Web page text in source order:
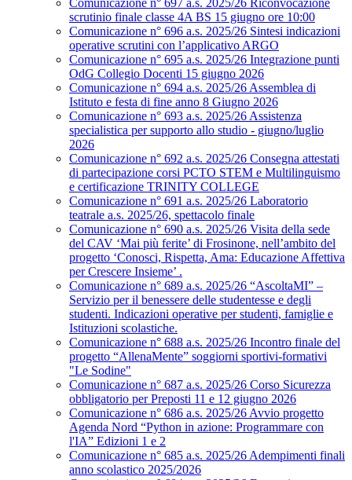
Comunicazione n° 697 a.s. 2025/26 Riconvocazione
scrutinio finale classe 4A BS 15 giugno ore 10:00
Comunicazione n° 696 a.s. 2025/26 Sintesi indicazioni
operative scrutini con l’applicativo ARGO
Comunicazione n° 695 a.s. 2025/26 Integrazione punti
OdG Collegio Docenti 15 giugno 2026
Comunicazione n° 694 a.s. 2025/26 Assemblea di
Istituto e festa di fine anno 8 Giugno 2026
Comunicazione n° 693 a.s. 2025/26 Assistenza
specialistica per supporto allo studio - giugno/luglio
2026
Comunicazione n° 692 a.s. 2025/26 Consegna attestati
di partecipazione corsi PCTO STEM e Multilinguismo
e certificazione TRINITY COLLEGE
Comunicazione n° 691 a.s. 2025/26 Laboratorio
teatrale a.s. 2025/26, spettacolo finale
Comunicazione n° 690 a.s. 2025/26 Visita della sede
del CAV ‘Mai più ferite’ di Frosinone, nell’ambito del
progetto ‘Conosci, Rispetta, Ama: Educazione Affettiva
per Crescere Insieme’ .
Comunicazione n° 689 a.s. 2025/26 “AscoltaMI” –
Servizio per il benessere delle studentesse e degli
studenti. Indicazioni operative per studenti, famiglie e
Istituzioni scolastiche.
Comunicazione n° 688 a.s. 2025/26 Incontro finale del
progetto “AllenaMente” soggiorni sportivi‑formativi
"Le Sodine"
Comunicazione n° 687 a.s. 2025/26 Corso Sicurezza
obbligatorio per Preposti 11 e 12 giugno 2026
Comunicazione n° 686 a.s. 2025/26 Avvio progetto
Agenda Nord “Python in azione: Programmare con
l'IA” Edizioni 1 e 2
Comunicazione n° 685 a.s. 2025/26 Adempimenti finali
anno scolastico 2025/2026